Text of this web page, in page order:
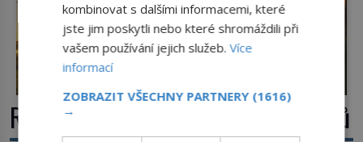
Rákos: Nenápadný poklad z mokřadů
kombinovat s dalšími informacemi, které
jste jim poskytli nebo které shromáždili při
vašem používání jejich služeb.Více
informací
ZOBRAZIT VŠECHNY PARTNERY (1616)
→